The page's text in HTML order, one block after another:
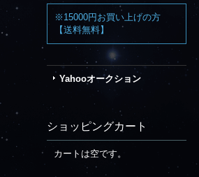
※15000円お買い上げの方
【送料無料】
Yahooオークション
ショッピングカート
カートは空です。